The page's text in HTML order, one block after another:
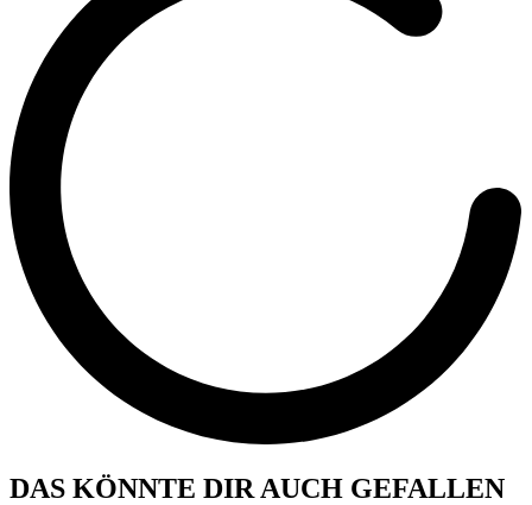
DAS KÖNNTE DIR AUCH GEFALLEN